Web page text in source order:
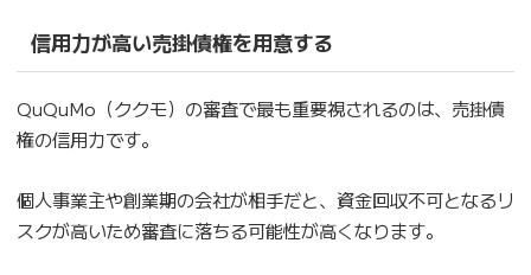
信用力が高い売掛債権を用意する
QuQuMo（ククモ）の審査で最も重要視されるのは、売掛債
権の信用力です。
個人事業主や創業期の会社が相手だと、資金回収不可となるリ
スクが高いため審査に落ちる可能性が高くなります。